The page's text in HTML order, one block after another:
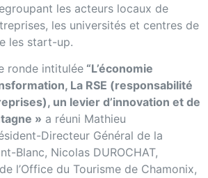
les acteurs locaux de
les universités et centres de
les start-up.
ronde intitulée “L’économie
La RSE (responsabilité
un levier d’innovation et de
» a réuni Mathieu
Directeur Général de la
Blanc, Nicolas DUROCHAT,
l’Office du Tourisme de Chamonix,